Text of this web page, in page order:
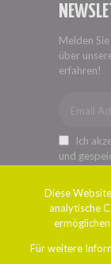
Melden
über
erfahren!
Ich
und
Diese
analytische
Für weitere